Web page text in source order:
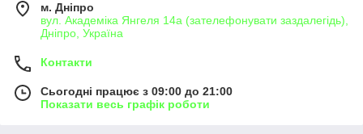
м. Дніпро
вул. Академіка Янгеля 14а (зателефонувати заздалегідь),
Дніпро, Україна
Контакти
Сьогодні працює з 09:00 до 21:00
Показати весь графік роботи